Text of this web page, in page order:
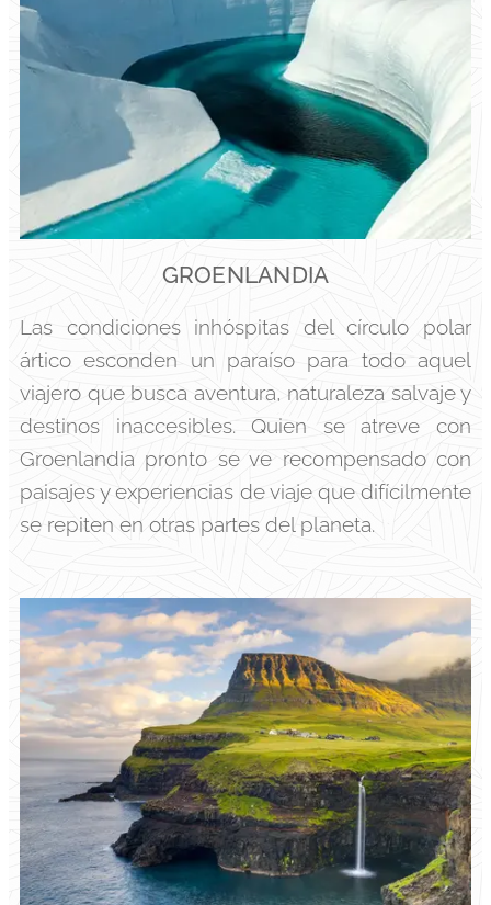
GROENLANDIA
Las condiciones inhóspitas del círculo polar
ártico esconden un paraíso para todo aquel
viajero que busca aventura, naturaleza salvaje y
destinos inaccesibles. Quien se atreve con
Groenlandia pronto se ve recompensado con
paisajes y experiencias de viaje que difícilmente
se repiten en otras partes del planeta.